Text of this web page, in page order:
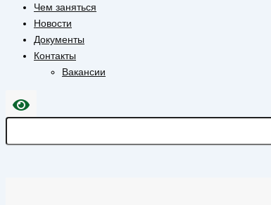
Чем заняться
Новости
Документы
Контакты
Вакансии